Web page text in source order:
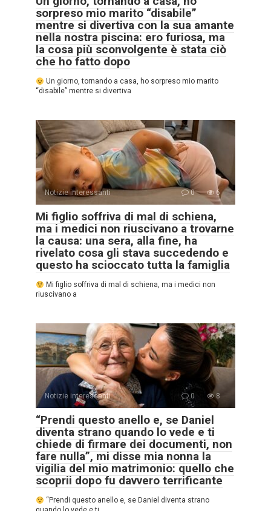
sorpreso mio marito “disabile”
mentre si divertiva con la sua amante
nella nostra piscina: ero furiosa, ma
la cosa più sconvolgente è stata ciò
che ho fatto dopo
Un giorno, tornando a casa, ho sorpreso mio marito
“disabile” mentre si divertiva
Notizie interessanti 0 6
Mi figlio soffriva di mal di schiena,
ma i medici non riuscivano a trovarne
la causa: una sera, alla fine, ha
rivelato cosa gli stava succedendo e
questo ha scioccato tutta la famiglia
Mi figlio soffriva di mal di schiena, ma i medici non
riuscivano a
Notizie interessanti 0 8
“Prendi questo anello e, se Daniel
diventa strano quando lo vede e ti
chiede di firmare dei documenti, non
fare nulla”, mi disse mia nonna la
vigilia del mio matrimonio: quello che
scoprii dopo fu davvero terrificante
“Prendi questo anello e, se Daniel diventa strano